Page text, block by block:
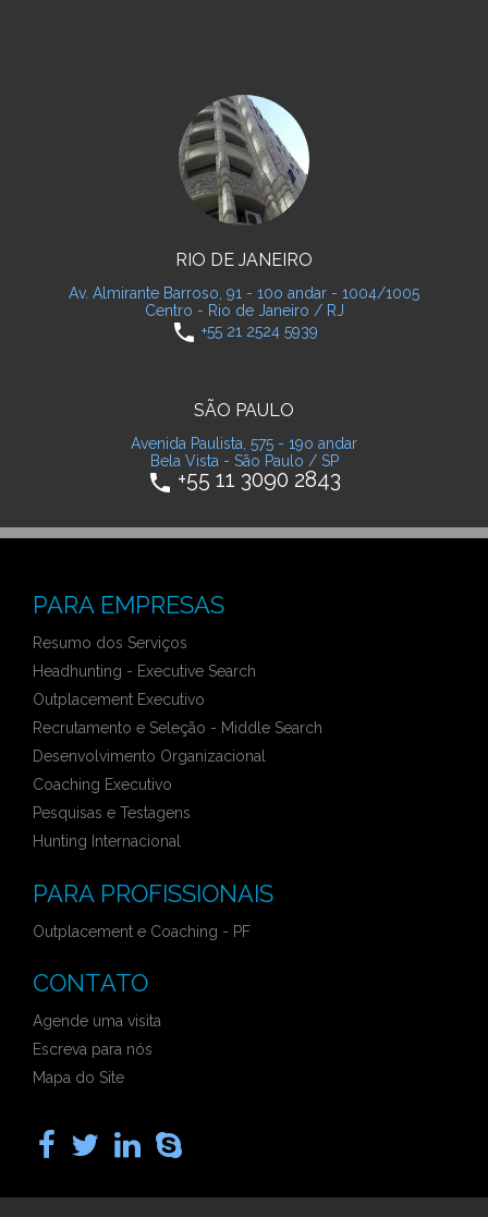
RIO DE JANEIRO
Av. Almirante Barroso, 91 - 10o andar - 1004/1005
Centro - Rio de Janeiro / RJ
phone +55 21 2524 5939
SÃO PAULO
Avenida Paulista, 575 - 19o andar
Bela Vista - São Paulo / SP
phone +55 11 3090 2843
PARA EMPRESAS
Resumo dos Serviços
Headhunting - Executive Search
Outplacement Executivo
Recrutamento e Seleção - Middle Search
Desenvolvimento Organizacional
Coaching Executivo
Pesquisas e Testagens
Hunting Internacional
PARA PROFISSIONAIS
Outplacement e Coaching - PF
CONTATO
Agende uma visita
Escreva para nós
Mapa do Site